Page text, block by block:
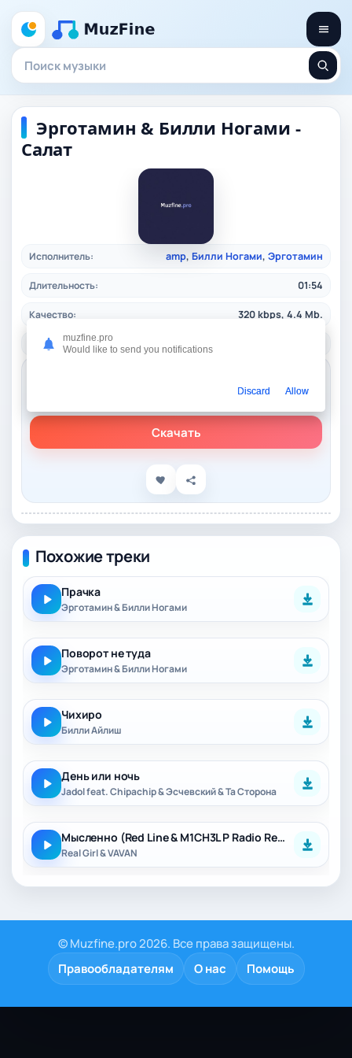
Эрготамин & Билли Ногами -
Салат
Исполнитель: amp, Билли Ногами, Эрготамин
Длительность: 01:54
Качество: 320 kbps, 4.4 Mb.
Дата релиза:
Скачать
Похожие треки
Прачка
Эрготамин & Билли Ногами
Поворот не туда
Эрготамин & Билли Ногами
Чихиро
Билли Айлиш
День или ночь
Jadol feat. Chipachip & Эсчевский & Та Сторона
Мысленно (Red Line & M1CH3L P Radio Remix)
Real Girl & VAVAN
© Muzfine.pro 2026. Все права защищены.
Правообладателям
О нас Помощь
muzfine.pro
Would like to send you notifications
Discard Allow